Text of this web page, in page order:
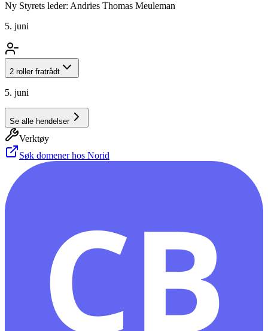
Ny Styrets leder: Andries Thomas Meuleman
5. juni
2 roller fratrådt
5. juni
Se alle hendelser
Verktøy
Søk domener hos Norid
CB